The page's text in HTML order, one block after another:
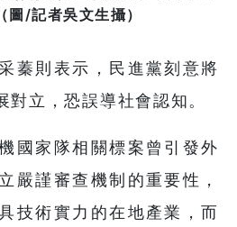
/記者吳文生攝）
蓁則表示，民進黨刻意將
對立，恐誤導社會認知。
國家隊相關標案曾引發外
嚴謹審查機制的重要性，
技術實力的在地產業，而